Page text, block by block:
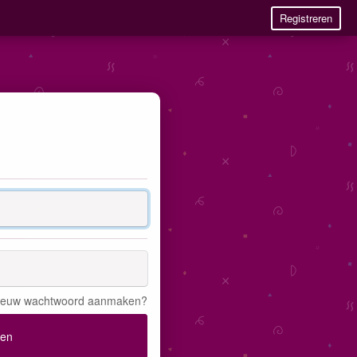
Registreren
wachtwoord aanmaken?